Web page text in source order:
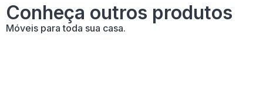
Conheça outros produtos
Móveis para toda sua casa.